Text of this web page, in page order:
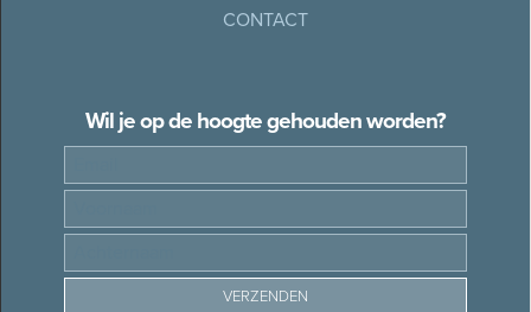
CONTACT
Wil je op de hoogte gehouden worden?